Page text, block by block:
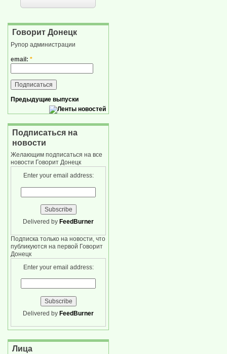
Говорит Донецк
Рупор администрации
email: *
Предыдущие выпуски
Подписаться на
новости
Желающим подписаться на все
новости Говорит Донецк
Enter your email address:
Delivered by FeedBurner
Подписка только на новости, что
публикуются на первой Говорит
Донецк
Enter your email address:
Delivered by FeedBurner
Лица